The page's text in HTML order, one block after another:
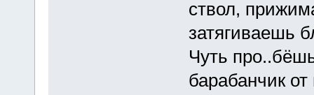
ствол,
затягиваешь
Чуть
барабанчик